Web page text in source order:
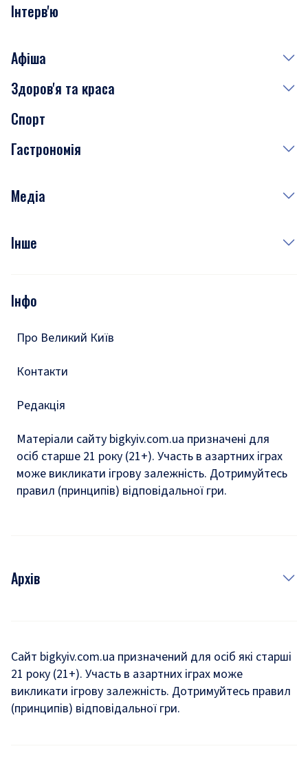
Інтерв'ю
Афіша
Сьогодні
Завтра
Субота
Здоров'я та краса
Медицина
Краса
Спорт
Гастрономія
Рецепти
Медіа
Фото
Подкасти
Інше
Тести
Інфо
Про Великий Київ
Контакти
Редакція
Матеріали сайту bigkyiv.com.ua призначені для
осіб старше 21 року (21+). Участь в азартних іграх
може викликати ігрову залежність. Дотримуйтесь
правил (принципів) відповідальної гри.
Архів
Комуналка
Хроніки війни
Сайт bigkyiv.com.ua призначений для осіб які старші
21 року (21+). Участь в азартних іграх може
викликати ігрову залежність. Дотримуйтесь правил
(принципів) відповідальної гри.